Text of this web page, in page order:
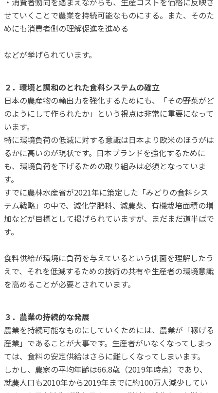
せていくことで農業を持続可能なものにする。また、そのた
めにも消費者側の理解促進を進める
などが挙げられています。
２．環境と調和のとれた食料システムの確立
日本の農産物の輸出力を強化するためにも、「その野菜がど
のようにして作られたか」という視点は非常に重要になって
います。
特に環境負荷の低減に対する意識は日本より欧米のほうがは
るかに高いのが現状です。日本ブランドを強化するために
も、環境負荷を下げるための取り組みは必須となっていま
す。
すでに農林水産省が2021年に策定した「みどりの食料シス
テム戦略」の中で、減化学肥料、減農薬、有機栽培面積の増
加などが目標として掲げられていますが、まだまだ道半ばで
す。
食料供給が環境に負荷を与えているという側面を理解したう
えで、それを低減するための技術の共有や生産者の環境意識
を高めることが必要とされています。
３．農業の持続的な発展
農業を持続可能なものにしていくためには、農業が「稼げる
産業」であることが大事です。生産者がいなくなってしまっ
ては、食料の安定供給はさらに難しくなってしまいます。
しかし、農家の平均年齢は66.8歳（2019年時点）であり、
就農人口も2010年から2019年までに約100万人減少してい